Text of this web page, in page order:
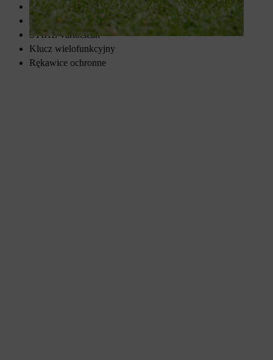
Miękka ściereczka
Uniwersalny środek czyszczący
STIHL Varioclean
Klucz wielofunkcyjny
Rękawice ochronne